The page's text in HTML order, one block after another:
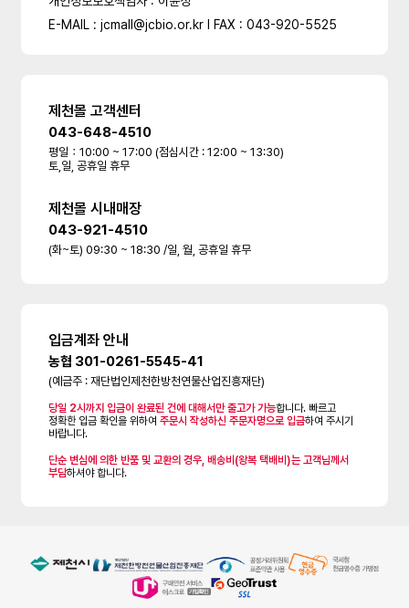
E-MAIL : jcmall@jcbio.or.kr l FAX : 043-920-5525
제천몰 고객센터
043-648-4510
평일：10:00 ~ 17:00 (점심시간 : 12:00 ~ 13:30)
토,일, 공휴일 휴무
제천몰 시내매장
043-921-4510
(화~토) 09:30 ~ 18:30 /일, 월, 공휴일 휴무
입금계좌 안내
농협 301-0261-5545-41
(예금주 : 재단법인제천한방천연물산업진흥재단)
당일 2시까지 입금이 완료된 건에 대해서만 출고가 가능합니다. 빠르고
정확한 입금 확인을 위하여주문시 작성하신 주문자명으로 입금하여 주시기
바랍니다.
단순 변심에 의한 반품 및 교환의 경우, 배송비(왕복 택배비)는 고객님께서
부담하셔야 합니다.